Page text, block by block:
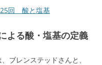
回 酸と塩基
よる酸・塩基の定義
ブレンステッドさんと、